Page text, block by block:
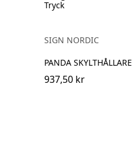
SIGN NORDIC
PANDA SKYLTHÅLLARE
937,50 kr